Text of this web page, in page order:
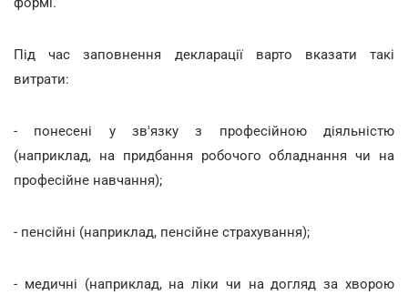
Під час заповнення декларації варто вказати такі
витрати:
- понесені у зв'язку з професійною діяльністю
(наприклад, на придбання робочого обладнання чи на
професійне навчання);
- пенсійні (наприклад, пенсійне страхування);
- медичні (наприклад, на ліки чи на догляд за хворою